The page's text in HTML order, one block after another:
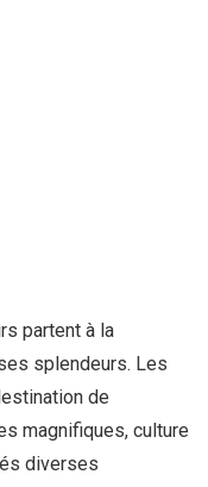
partent à la
splendeurs. Les
de
magnifiques, culture
diverses